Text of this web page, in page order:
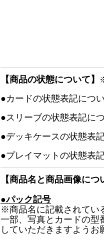
【商品の状態について】
●カードの状態表記につ
●スリーブの状態表記に
●デッキケースの状態表
●プレイマットの状態表
【商品名と商品画像につ
●パック記号
※商品名に記載されてい
一部、写真とカードの型
していただきますようお